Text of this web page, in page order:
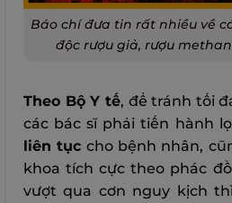
Báo chí đưa tin rất nhiều về
độc rượu giả, rượu
Theo Bộ Y tế, để tránh tối
các bác sĩ phải tiến hành
liên tục cho bệnh nhân,
khoa tích cực theo phác
vượt qua cơn nguy kịch